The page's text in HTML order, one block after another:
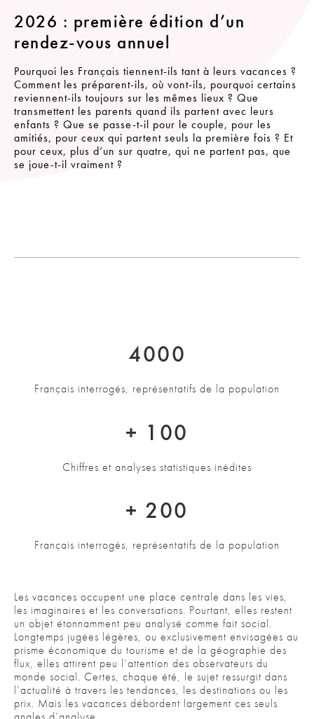
2026 : première édition d’un
rendez-vous annuel
Pourquoi les Français tiennent-ils tant à leurs vacances ?
Comment les préparent-ils, où vont-ils, pourquoi certains
reviennent-ils toujours sur les mêmes lieux ? Que
transmettent les parents quand ils partent avec leurs
enfants ? Que se passe-t-il pour le couple, pour les
amitiés, pour ceux qui partent seuls la première fois ? Et
pour ceux, plus d’un sur quatre, qui ne partent pas, que
se joue-t-il vraiment ?
4000
Français interrogés, représentatifs de la population
+ 100
Chiffres et analyses statistiques inédites
+ 200
Français interrogés, représentatifs de la population
Les vacances occupent une place centrale dans les vies,
les imaginaires et les conversations. Pourtant, elles restent
un objet étonnamment peu analysé comme fait social.
Longtemps jugées légères, ou exclusivement envisagées au
prisme économique du tourisme et de la géographie des
flux, elles attirent peu l’attention des observateurs du
monde social. Certes, chaque été, le sujet ressurgit dans
l’actualité à travers les tendances, les destinations ou les
prix. Mais les vacances débordent largement ces seuls